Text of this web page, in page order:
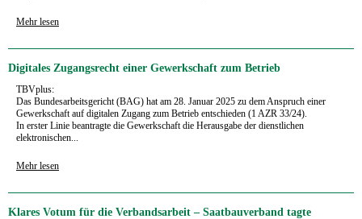
Mehr lesen
Digitales Zugangsrecht einer Gewerkschaft zum Betrieb
TBVplus:
Das Bundesarbeitsgericht (BAG) hat am 28. Januar 2025 zu dem Anspruch einer
Gewerk­schaft auf digitalen Zugang zum Betrieb entschieden (1 AZR 33/24).
In erster Linie beantragte die Gewerkschaft die Herausgabe der dienstlichen
elektronischen...
Mehr lesen
Klares Votum für die Verbandsarbeit – Saatbauverband tagte